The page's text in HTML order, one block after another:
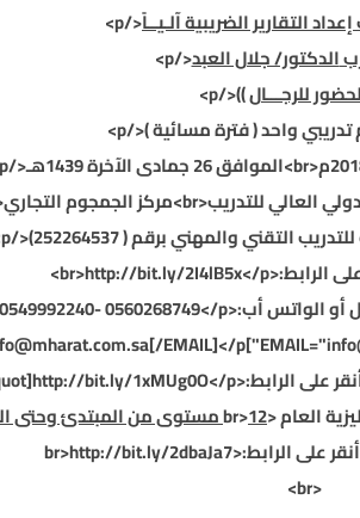
التقارير الضريبية آلـيــاً</p>
الدكتور/ جلال العبد</p>
للرجـــال))
</p>
واحد (فترة مسائية)
</p>
<br> الموافق 26 جمادى الآخرة 1439هـ
</p>
العالي للتدريب<br> مركز الجمجوم التجاري
التقني والمهني برقم ( 252264537)
</p>
الرابط:<br>
http://bit.ly/2I4lB5x</p>
أو الواتس أب:<br>
0560268749</p>
"]
[/EMAIL]</p>
على الرابط:<br>
http://bit.ly/1xMUg0O</p>
12
مستوى من المبتدئ وحتى
على الرابط:<br>
http://bit.ly/2dbaJa7
<br>